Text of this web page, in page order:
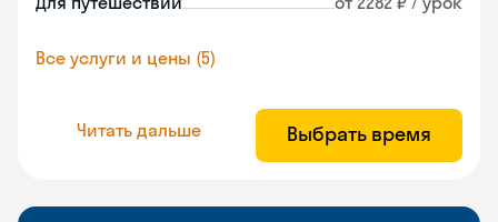
Все услуги и цены (5)
Читать дальше Выбрать время